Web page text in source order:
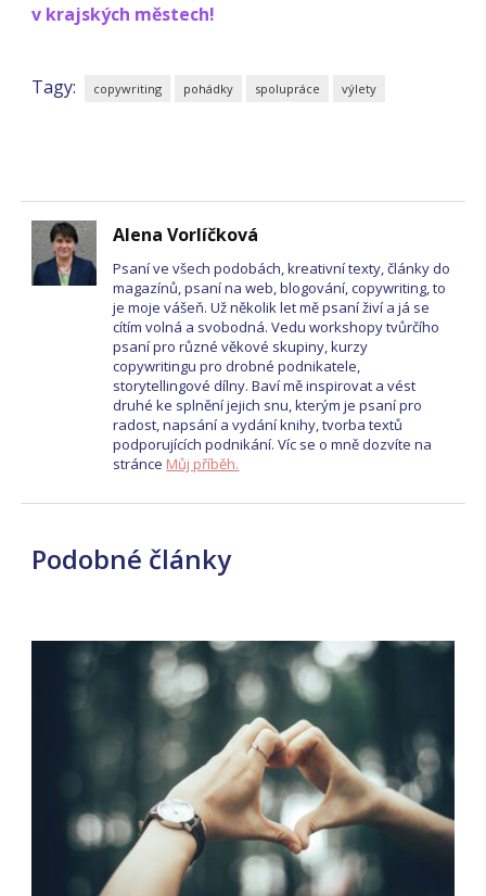
v krajských městech!
Tagy: copywriting pohádky spolupráce výlety
Alena Vorlíčková
Psaní ve všech podobách, kreativní texty, články do
magazínů, psaní na web, blogování, copywriting, to
je moje vášeň. Už několik let mě psaní živí a já se
cítím volná a svobodná. Vedu workshopy tvůrčího
psaní pro různé věkové skupiny, kurzy
copywritingu pro drobné podnikatele,
storytellingové dílny. Baví mě inspirovat a vést
druhé ke splnění jejich snu, kterým je psaní pro
radost, napsání a vydání knihy, tvorba textů
podporujících podnikání. Víc se o mně dozvíte na
stránce Můj příběh.
Podobné články